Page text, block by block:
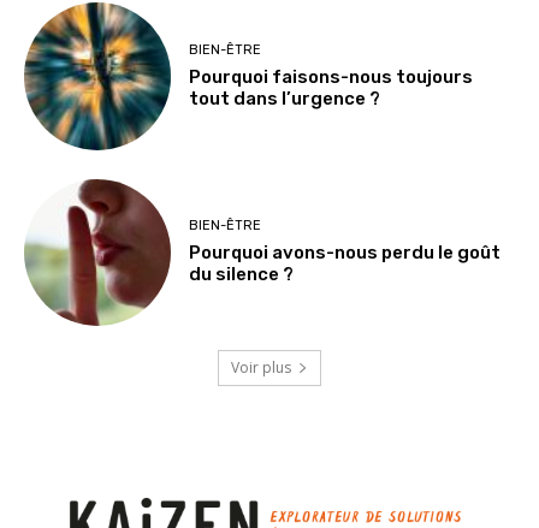
BIEN-ÊTRE
Pourquoi faisons-nous toujours
tout dans l’urgence ?
BIEN-ÊTRE
Pourquoi avons-nous perdu le goût
du silence ?
Voir plus